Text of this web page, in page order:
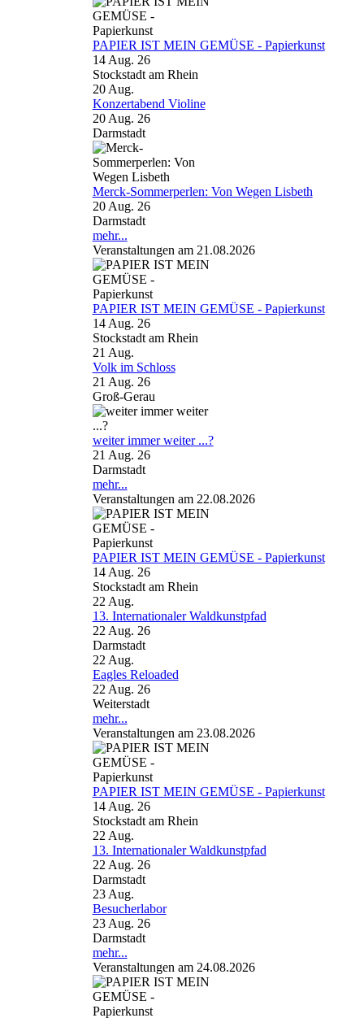
PAPIER IST MEIN GEMÜSE - Papierkunst
14 Aug. 26
Stockstadt am Rhein
20 Aug.
Konzertabend Violine
20 Aug. 26
Darmstadt
Merck-Sommerperlen: Von Wegen Lisbeth
20 Aug. 26
Darmstadt
mehr...
Veranstaltungen am 21.08.2026
PAPIER IST MEIN GEMÜSE - Papierkunst
14 Aug. 26
Stockstadt am Rhein
21 Aug.
Volk im Schloss
21 Aug. 26
Groß-Gerau
weiter immer weiter ...?
21 Aug. 26
Darmstadt
mehr...
Veranstaltungen am 22.08.2026
PAPIER IST MEIN GEMÜSE - Papierkunst
14 Aug. 26
Stockstadt am Rhein
22 Aug.
13. Internationaler Waldkunstpfad
22 Aug. 26
Darmstadt
22 Aug.
Eagles Reloaded
22 Aug. 26
Weiterstadt
mehr...
Veranstaltungen am 23.08.2026
PAPIER IST MEIN GEMÜSE - Papierkunst
14 Aug. 26
Stockstadt am Rhein
22 Aug.
13. Internationaler Waldkunstpfad
22 Aug. 26
Darmstadt
23 Aug.
Besucherlabor
23 Aug. 26
Darmstadt
mehr...
Veranstaltungen am 24.08.2026